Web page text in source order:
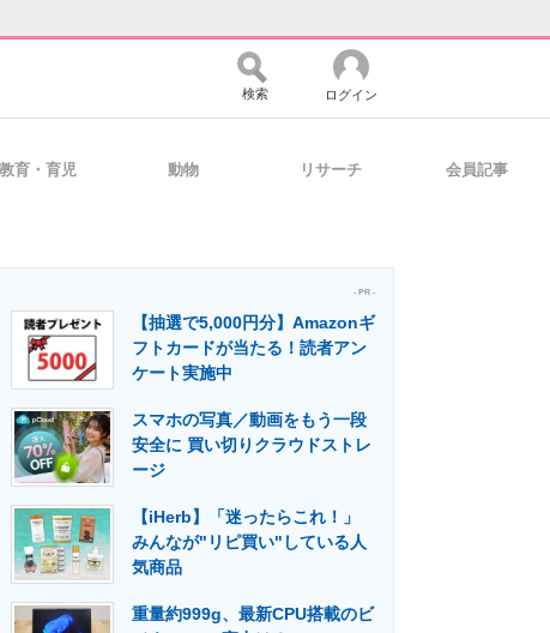
コミュニティ マーケ×ITの今がよく分かる
・活用を支援
門メディア 建設×テクノロジーの最前線
検索 ログイン
教育・育児 動物 リサーチ 会員記事
- PR -
【抽選で5,000円分】Amazonギ
フトカードが当たる！読者アン
ケート実施中
スマホの写真／動画をもう一段
安全に 買い切りクラウドストレ
ージ
【iHerb】「迷ったらこれ！」
みんなが"リピ買い"している人
気商品
重量約999g、最新CPU搭載のビ